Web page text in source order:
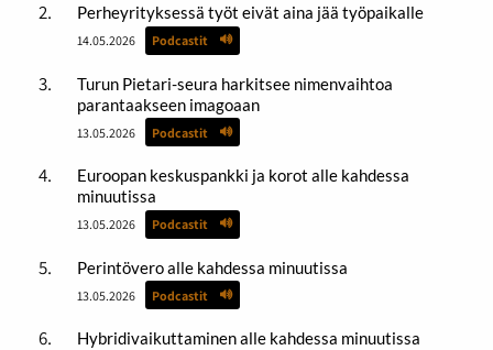
Perheyrityksessä työt eivät aina jää työpaikalle
14.05.2026 Podcastit
Turun Pietari-seura harkitsee nimenvaihtoa
parantaakseen imagoaan
13.05.2026 Podcastit
Euroopan keskuspankki ja korot alle kahdessa
minuutissa
13.05.2026 Podcastit
Perintövero alle kahdessa minuutissa
13.05.2026 Podcastit
Hybridivaikuttaminen alle kahdessa minuutissa